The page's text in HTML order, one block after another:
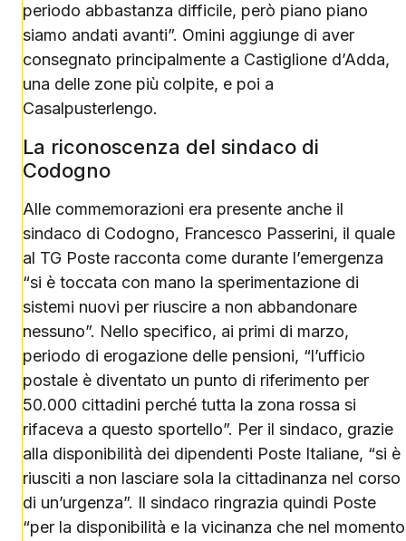
periodo abbastanza difficile, però piano piano
siamo andati avanti”. Omini aggiunge di aver
consegnato principalmente a Castiglione d’Adda,
una delle zone più colpite, e poi a
Casalpusterlengo.
La riconoscenza del sindaco di
Codogno
Alle commemorazioni era presente anche il
sindaco di Codogno, Francesco Passerini, il quale
al TG Poste racconta come durante l’emergenza
“si è toccata con mano la sperimentazione di
sistemi nuovi per riuscire a non abbandonare
nessuno”. Nello specifico, ai primi di marzo,
periodo di erogazione delle pensioni, “l’ufficio
postale è diventato un punto di riferimento per
50.000 cittadini perché tutta la zona rossa si
rifaceva a questo sportello”. Per il sindaco, grazie
alla disponibilità dei dipendenti Poste Italiane, “si è
riusciti a non lasciare sola la cittadinanza nel corso
di un’urgenza”. Il sindaco ringrazia quindi Poste
“per la disponibilità e la vicinanza che nel momento